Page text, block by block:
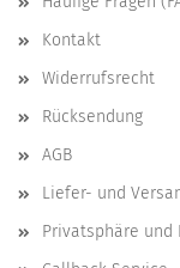
Kontakt
Widerrufsrecht
Rücksendung
AGB
Liefer- und
Privatsphäre und